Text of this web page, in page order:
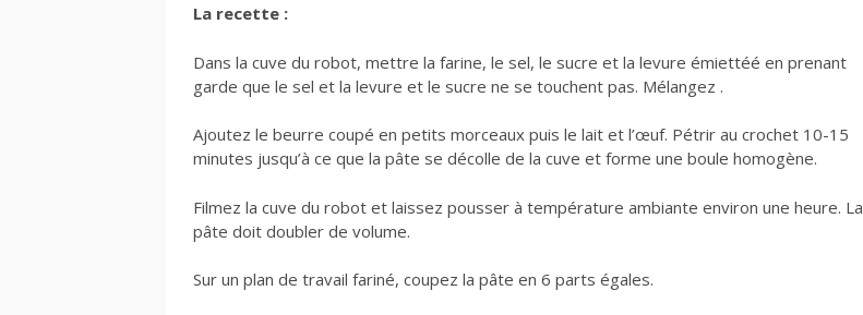
La recette :
Dans la cuve du robot, mettre la farine, le sel, le sucre et la levure émiettéé en prenant
garde que le sel et la levure et le sucre ne se touchent pas. Mélangez .
Ajoutez le beurre coupé en petits morceaux puis le lait et l’œuf. Pétrir au crochet 10-15
minutes jusqu’à ce que la pâte se décolle de la cuve et forme une boule homogène.
Filmez la cuve du robot et laissez pousser à température ambiante environ une heure. La
pâte doit doubler de volume.
Sur un plan de travail fariné, coupez la pâte en 6 parts égales.